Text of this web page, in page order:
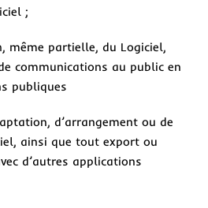
;
même partielle, du Logiciel,
communications au public en
publiques
d’arrangement ou de
ainsi que tout export ou
d’autres applications